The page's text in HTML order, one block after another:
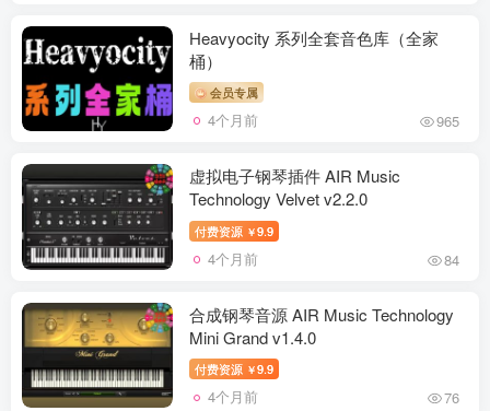
Heavyocity 系列全套音色库（全家
桶）
会员专属
4个月前 965
虚拟电子钢琴插件 AIR Music
Technology Velvet v2.2.0
付费资源 ￥9.9
4个月前 84
合成钢琴音源 AIR Music Technology
Mini Grand v1.4.0
付费资源 ￥9.9
4个月前 76